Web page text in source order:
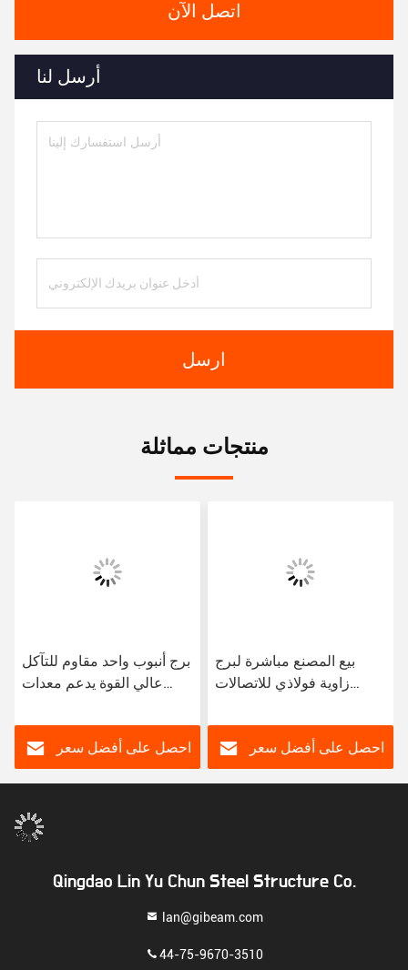
اتصل الآن
أرسل لنا
ارسل
منتجات مماثلة
برج أنبوب واحد مقاوم للتآكل
عالي القوة يدعم معدات
وحدات يتكيف مع
سيناريوهات متعددة
والتركيب السريع
احصل على أفضل سعر
بيع المصنع مباشرة لبرج
زاوية فولاذي للاتصالات
الجودة Q355B المجلفن
بالغمر الساخن
احصل على أفضل سعر
Qingdao Lin Yu Chun Steel Structure Co.
lan@gibeam.com
44-75-9670-3510